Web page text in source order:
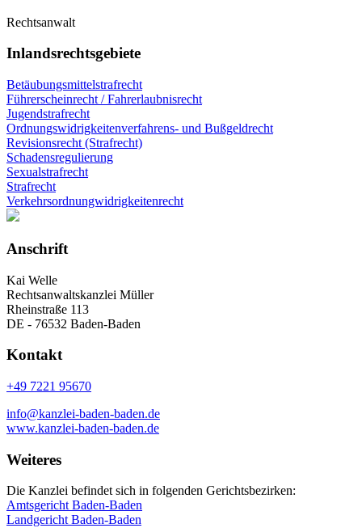
Rechtsanwalt
Inlandsrechtsgebiete
Betäubungsmittelstrafrecht
Führerscheinrecht / Fahrerlaubnisrecht
Jugendstrafrecht
Ordnungswidrigkeitenverfahrens- und Bußgeldrecht
Revisionsrecht (Strafrecht)
Schadensregulierung
Sexualstrafrecht
Strafrecht
Verkehrsordnungwidrigkeitenrecht
Anschrift
Kai Welle
Rechtsanwaltskanzlei Müller
Rheinstraße 113
DE - 76532 Baden-Baden
Kontakt
+49 7221 95670
info@kanzlei-baden-baden.de
www.kanzlei-baden-baden.de
Weiteres
Die Kanzlei befindet sich in folgenden Gerichtsbezirken:
Amtsgericht Baden-Baden
Landgericht Baden-Baden